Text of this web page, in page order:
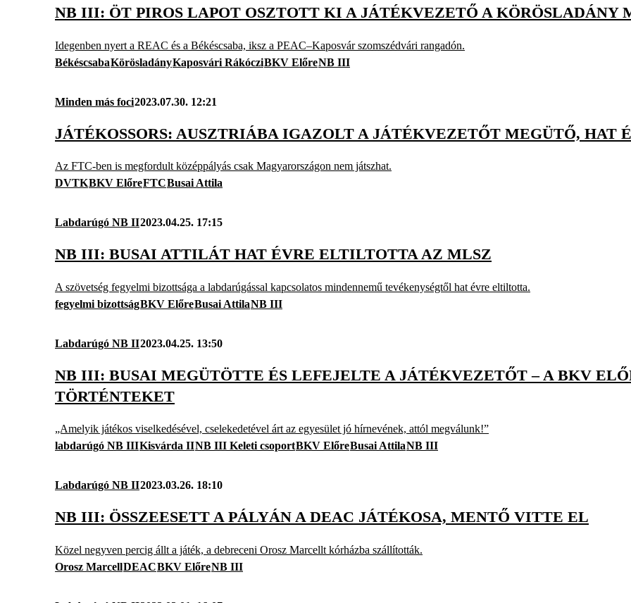
NB III: ÖT PIROS LAPOT OSZTOTT KI A JÁTÉKVEZETŐ A KÖRÖSLADÁNY
Idegenben nyert a REAC és a Békéscsaba, iksz a PEAC–Kaposvár szomszédvári rangadón.
BékéscsabaKörösladányKaposvári RákócziBKV ElőreNB III
Minden más foci2023.07.30. 12:21
JÁTÉKOSSORS: AUSZTRIÁBA IGAZOLT A JÁTÉKVEZETŐT MEGÜTŐ, HAT
Az FTC-ben is megfordult középpályás csak Magyarországon nem játszhat.
DVTKBKV ElőreFTCBusai Attila
Labdarúgó NB II2023.04.25. 17:15
NB III: BUSAI ATTILÁT HAT ÉVRE ELTILTOTTA AZ MLSZ
A szövetség fegyelmi bizottsága a labdarúgással kapcsolatos mindennemű tevékenységtől hat évre eltiltotta.
fegyelmi bizottságBKV ElőreBusai AttilaNB III
Labdarúgó NB II2023.04.25. 13:50
NB III: BUSAI MEGÜTÖTTE ÉS LEFEJELTE A JÁTÉKVEZETŐT – A BKV
TÖRTÉNTEKET
„Amelyik játékos viselkedésével, cselekedetével árt az egyesület jó hírnevének, attól megválunk!”
labdarúgó NB IIIKisvárda IINB III Keleti csoportBKV ElőreBusai AttilaNB III
Labdarúgó NB II2023.03.26. 18:10
NB III: ÖSSZEESETT A PÁLYÁN A DEAC JÁTÉKOSA, MENTŐ VITTE EL
Közel negyven percig állt a játék, a debreceni Orosz Marcellt kórházba szállították.
Orosz MarcellDEACBKV ElőreNB III